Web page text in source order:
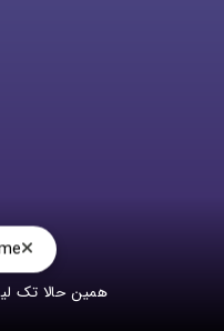
همین حالا تک